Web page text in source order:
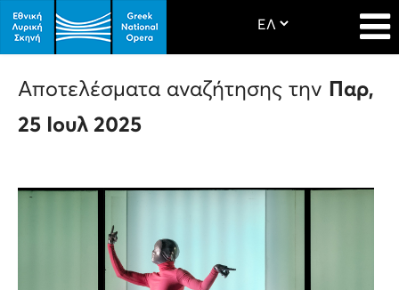
Αποτελέσματα αναζήτησης την Παρ,
25 Ιουλ 2025